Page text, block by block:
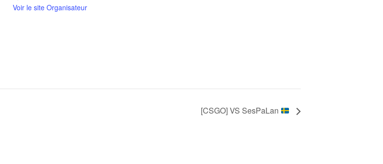
Voir le site Organisateur
[CSGO] VS SesPaLan